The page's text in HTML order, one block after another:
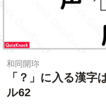
和同開珎
「？」に入る漢字
ル62